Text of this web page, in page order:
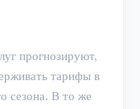
прогнозируют,
тарифы в
сезона. В то же